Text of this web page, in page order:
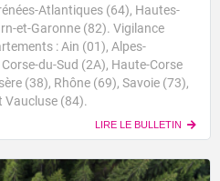
Atlantiques (64), Hautes-
et-Garonne (82). Vigilance
: Ain (01), Alpes-
du-Sud (2A), Haute-Corse
(38), Rhône (69), Savoie (73),
Vaucluse (84).
LIRE LE BULLETIN